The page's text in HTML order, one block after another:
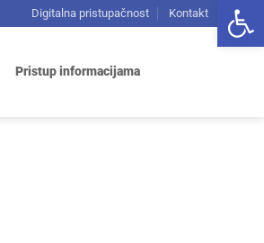
Digitalna pristupačnost Kontakt
Pristup informacijama